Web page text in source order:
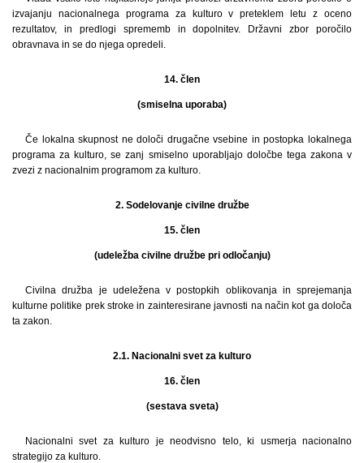
izvajanju nacionalnega programa za kulturo v preteklem letu z oceno
rezultatov, in predlogi sprememb in dopolnitev. Državni zbor poročilo
obravnava in se do njega opredeli.
14. člen
(smiselna uporaba)
Če lokalna skupnost ne določi drugačne vsebine in postopka lokalnega
programa za kulturo, se zanj smiselno uporabljajo določbe tega zakona v
zvezi z nacionalnim programom za kulturo.
2. Sodelovanje civilne družbe
15. člen
(udeležba civilne družbe pri odločanju)
Civilna družba je udeležena v postopkih oblikovanja in sprejemanja
kulturne politike prek stroke in zainteresirane javnosti na način kot ga določa
ta zakon.
2.1. Nacionalni svet za kulturo
16. člen
(sestava sveta)
Nacionalni svet za kulturo je neodvisno telo, ki usmerja nacionalno
strategijo za kulturo.